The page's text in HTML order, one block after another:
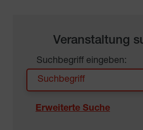
Veranstaltung
Suchbegriff eingeben:
Erweiterte Suche